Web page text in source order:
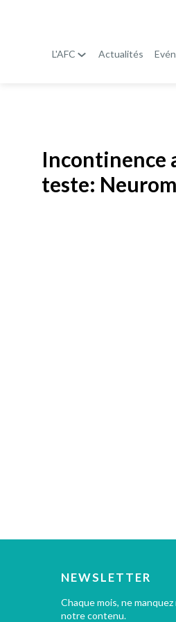
L'AFC Actualités
Incontinence
teste:
NEWSLETTER
Chaque mois, ne
notre contenu.